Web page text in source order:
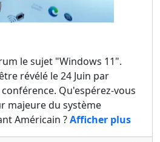
le sujet "Windows 11".
révélé le 24 Juin par
Qu'espérez-vous
majeure du système
Américain ?Afficher plus